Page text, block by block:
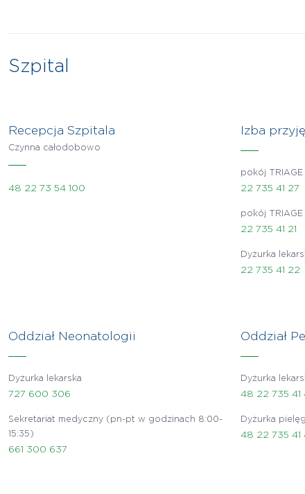
Szpital
Recepcja Szpitala
Czynna całodobowo
48 22 73 54 100
Izba
pokój TRIAGE
22 735 41 27
pokój TRIAGE
22 735 41 21
Dyżurka
22 735 41 22
Oddział Neonatologii
Dyżurka lekarska
727 600 306
Sekretariat medyczny (pn-pt w godzinach 8:00-
15:35)
661 300 637
Oddział
Dyżurka
48 22 735 41
Dyżurka
48 22 735 41